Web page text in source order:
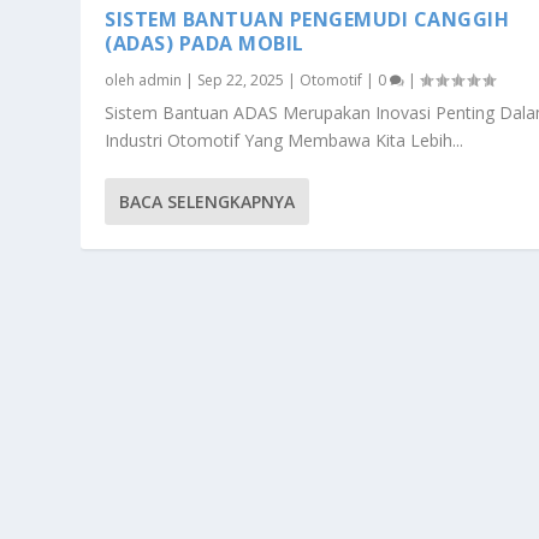
SISTEM BANTUAN PENGEMUDI CANGGIH
(ADAS) PADA MOBIL
oleh admin | Sep 22, 2025 | Otomotif | 0 |
Sistem Bantuan ADAS Merupakan Inovasi Penting
Industri Otomotif Yang Membawa Kita Lebih...
BACA SELENGKAPNYA